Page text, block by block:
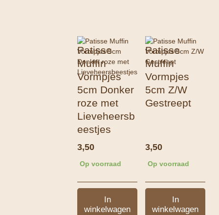
Patisse
Muffin
Vormpjes
5cm Donker
roze met
Lieveheersb
eestjes
3,50
Op voorraad
In
winkelwagen
Patisse
Muffin
Vormpjes
5cm Z/W
Gestreept
3,50
Op voorraad
In
winkelwagen